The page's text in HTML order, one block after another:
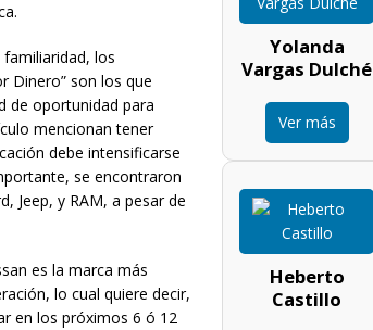
los
Dinero” son los que
de oportunidad para
mencionan tener
debe intensificarse
se encontraron
Jeep, y RAM, a pesar de
es la marca más
lo cual quiere decir,
en los próximos 6 ó 12
Yolanda
Vargas Dulché
Ver más
Heberto
Castillo